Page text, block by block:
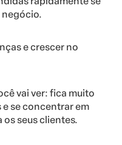
negócio.
e crescer no
vai ver: fica muito
e se concentrar em
seus clientes.